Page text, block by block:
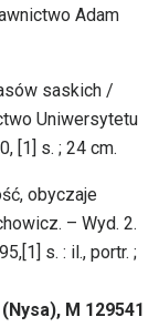
Adam
saskich /
Uniwersytetu
[1] s. ; 24 cm.
obyczaje
– Wyd. 2.
s. : il., portr. ;
M 129541